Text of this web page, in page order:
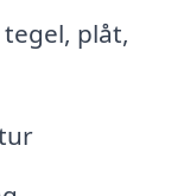
plåt,